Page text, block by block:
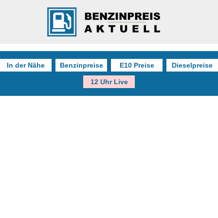
In der Nähe Benzinpreise E10 Preise Dieselpreise
12 Uhr Live